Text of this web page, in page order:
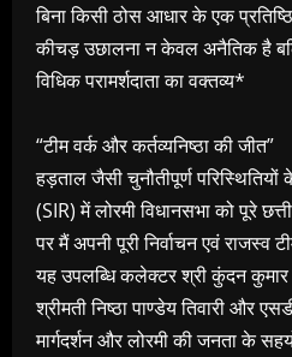
बिना किसी ठोस आधार के एक
कीचड़ उछालना न केवल अनैतिक है
विधिक परामर्शदाता का वक्तव्य*
“टीम वर्क और कर्तव्यनिष्ठा की जीत”
हड़ताल जैसी चुनौतीपूर्ण
(SIR) में लोरमी विधानसभा को पूरे
पर मैं अपनी पूरी निर्वाचन एवं राजस्व
यह उपलब्धि कलेक्टर श्री कुंदन कुमार
श्रीमती निष्ठा पाण्डेय तिवारी और
मार्गदर्शन और लोरमी की जनता के